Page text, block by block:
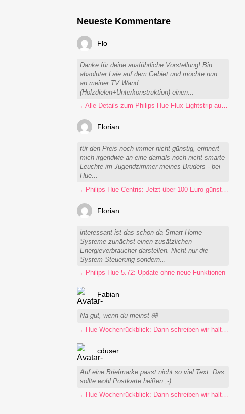
Neueste Kommentare
Flo
Danke für deine ausführliche Vorstellung! Bin
absoluter Laie auf dem Gebiet und möchte nun
an meiner TV Wand
(Holzdielen+Unterkonstruktion) einen...
→ Alle Details zum Philips Hue Flux Lightstrip auf einen Blick
Florian
für den Preis noch immer nicht günstig, erinnert
mich irgendwie an eine damals noch nicht smarte
Leuchte im Jugendzimmer meines Bruders - bei
Hue...
→ Philips Hue Centris: Jetzt über 100 Euro günstiger
Florian
interessant ist das schon da Smart Home
Systeme zunächst einen zusätzlichen
Energieverbraucher darstellen. Nicht nur die
System Steuerung sondern...
→ Philips Hue 5.72: Update ohne neue Funktionen
Fabian
Na gut, wenn du meinst 🤣
cduser
Auf eine Briefmarke passt nicht so viel Text. Das
sollte wohl Postkarte heißen ;-)
→ Hue-Wochenrückblick: Dann schreiben wir halt Postkarten